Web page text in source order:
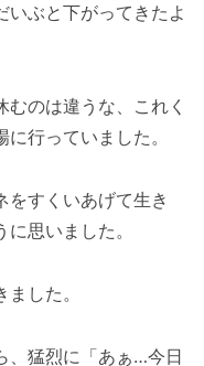
いぶと下がってきたよ
のは違うな、これく
行っていました。
をすくいあげて生き
思いました。
した。
、猛烈に「あぁ…今日